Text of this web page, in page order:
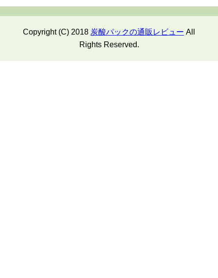
Copyright (C) 2018 炭酸パックの通販レビュー All
Rights Reserved.